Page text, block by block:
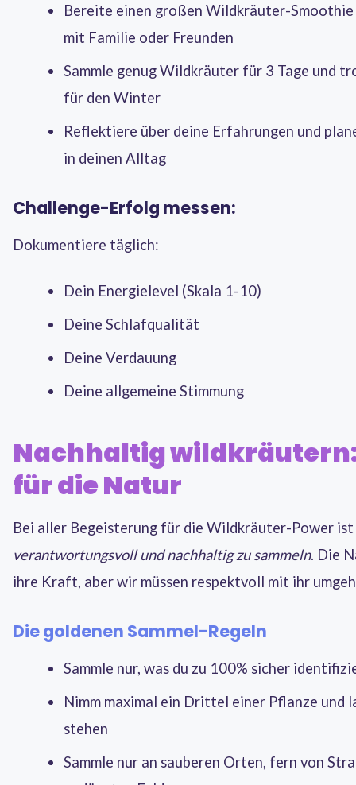
Bereite einen großen Wildkräuter-
mit Familie oder Freunden
Sammle genug Wildkräuter für 3 Tage und
für den Winter
Reflektiere über deine Erfahrungen und
in deinen Alltag
Challenge-Erfolg messen:
Dokumentiere täglich:
Dein Energielevel (Skala 1-10)
Deine Schlafqualität
Deine Verdauung
Deine allgemeine Stimmung
Nachhaltig
für die Natur
Bei aller Begeisterung für die Wildkräuter-Power
verantwortungsvoll und nachhaltig zu sammeln. Die
ihre Kraft, aber wir müssen respektvoll mit ihr
Die goldenen Sammel-Regeln
Sammle nur, was du zu 100% sicher
Nimm maximal ein Drittel einer Pflanze und
stehen
Sammle nur an sauberen Orten, fern von